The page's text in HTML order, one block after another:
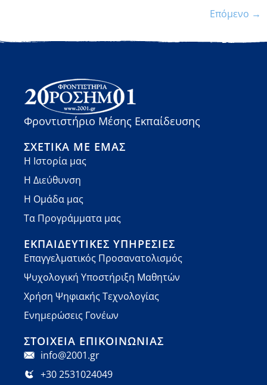
Επόμενο →
Φροντιστήριο Μέσης Εκπαίδευσης
ΣΧΕΤΙΚΆ ΜΕ ΕΜΆΣ
Η Ιστορία μας
Η Διεύθυνση
Η Ομάδα μας
Τα Προγράμματα μας
ΕΚΠΑΙΔΕΥΤΙΚΈΣ ΥΠΗΡΕΣΊΕΣ
Επαγγελματικός Προσανατολισμός
Ψυχολογική Υποστήριξη Μαθητών
Χρήση Ψηφιακής Τεχνολογίας
Ενημερώσεις Γονέων
ΣΤΟΙΧΕΊΑ ΕΠΙΚΟΙΝΩΝΊΑΣ
info@2001.gr
+30 2531024049